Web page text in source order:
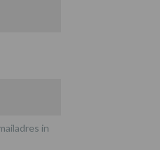
in